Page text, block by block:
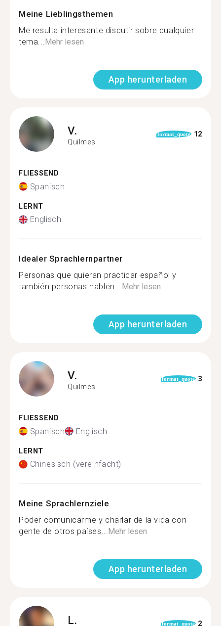
Meine Lieblingsthemen
Me resulta interesante discutir sobre cualquier
tema...Mehr lesen
App herunterladen
V.
Quilmes
format_quote 12
FLIESSEND
Spanisch
LERNT
Englisch
Idealer Sprachlernpartner
Personas que quieran practicar español y
también personas hablen...Mehr lesen
App herunterladen
V.
Quilmes
format_quote 3
FLIESSEND
Spanisch Englisch
LERNT
Chinesisch (vereinfacht)
Meine Sprachlernziele
Poder comunicarme y charlar de la vida con
gente de otros países...Mehr lesen
App herunterladen
L. format_quote 2